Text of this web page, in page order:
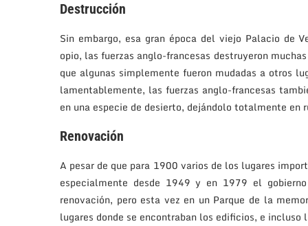
Destrucción
Sin embargo, esa gran época del viejo Palacio de
opio, las fuerzas anglo-francesas destruyeron
que algunas simplemente fueron mudadas a otros
lamentablemente, las fuerzas anglo-francesas
en una especie de desierto, dejándolo totalmente en
Renovación
A pesar de que para 1900 varios de los lugares
especialmente desde 1949 y en 1979 el
renovación, pero esta vez en un Parque de la
lugares donde se encontraban los edificios, e